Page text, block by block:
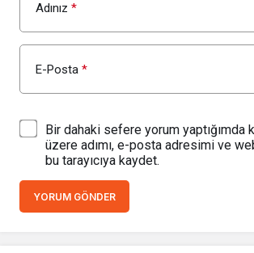
Adınız *
E-Posta *
Bir dahaki sefere yorum yaptığımda
üzere adımı, e-posta adresimi ve
bu tarayıcıya kaydet.
YORUM GÖNDER